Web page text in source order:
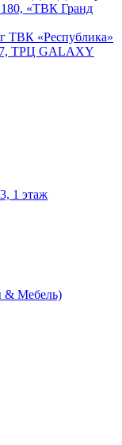
180, «ТВК Гранд
ТВК «Республика»
ТРЦ GALAXY
1 этаж
& Мебель)